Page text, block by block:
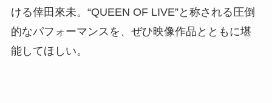
ける倖田來未。“QUEEN OF LIVE”と称される圧倒
的なパフォーマンスを、ぜひ映像作品とともに堪
能してほしい。